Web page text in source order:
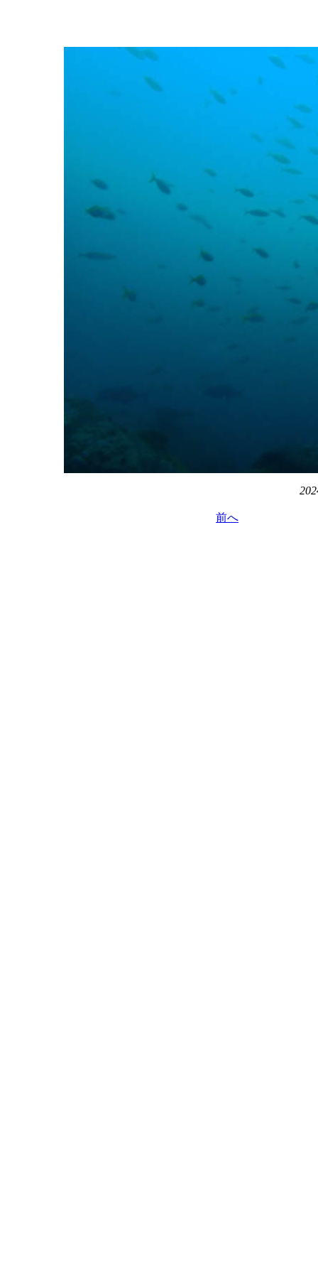
前へ